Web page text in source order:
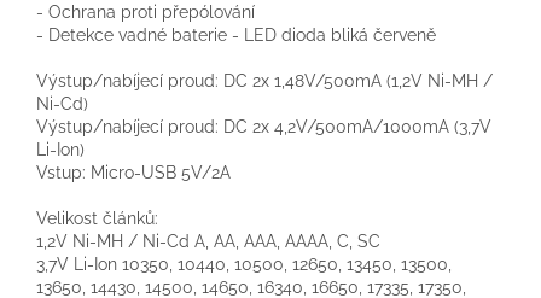
- Ochrana proti přepólování
- Detekce vadné baterie - LED dioda bliká červeně
Výstup/nabíjecí proud: DC 2x 1,48V/500mA (1,2V Ni-MH /
Ni-Cd)
Výstup/nabíjecí proud: DC 2x 4,2V/500mA/1000mA (3,7V
Li-Ion)
Vstup: Micro-USB 5V/2A
Velikost článků:
1,2V Ni-MH / Ni-Cd A, AA, AAA, AAAA, C, SC
3,7V Li-Ion 10350, 10440, 10500, 12650, 13450, 13500,
13650, 14430, 14500, 14650, 16340, 16650, 17335, 17350,